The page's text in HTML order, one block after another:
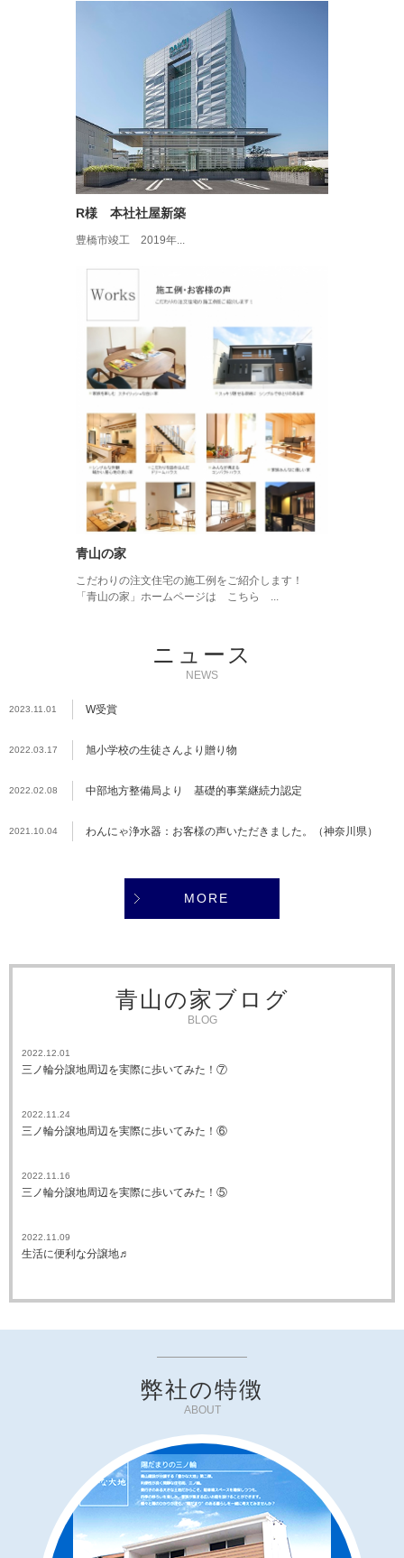
R様 本社社屋新築
豊橋市竣工 2019年...
青山の家
こだわりの注文住宅の施工例をご紹介します！
「青山の家」ホームページは こちら ...
ニュース
NEWS
2023.11.01 W受賞
2022.03.17 旭小学校の生徒さんより贈り物
2022.02.08 中部地方整備局より 基礎的事業継続力認定
2021.10.04 わんにゃ浄水器：お客様の声いただきました。（神奈川県）
MORE
青山の家ブログ
BLOG
2022.12.01
三ノ輪分譲地周辺を実際に歩いてみた！⑦
2022.11.24
三ノ輪分譲地周辺を実際に歩いてみた！⑥
2022.11.16
三ノ輪分譲地周辺を実際に歩いてみた！⑤
2022.11.09
生活に便利な分譲地♬
弊社の特徴
ABOUT